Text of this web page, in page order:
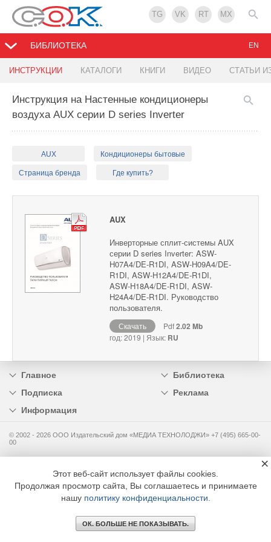
TG VK RT MX
БИБЛИОТЕКА
ИНСТРУКЦИИ КАТАЛОГИ КНИГИ ВИДЕО СТАТЬИ
EN
Инструкция на Настенные кондиционеры
воздуха AUX серии D series Inverter
AUX Кондиционеры бытовые
Страница бренда Где купить?
AUX
Инверторные сплит-системы AUX
серии D series Inverter: ASW-
H07A4/DE-R1DI, ASW-H09A4/DE-
R1DI, ASW-H12A4/DE-R1DI,
ASW-H18A4/DE-R1DI, ASW-
H24A4/DE-R1DI. Руководство
пользователя.
Скачать Pdf2.02 Mb
год: 2019 | Язык: RU
Главное
Библиотека
Подписка
Реклама
Информация
© 2002 - 2026 OOO Издательский дом «МЕДИА ТЕХНОЛОДЖИ» +7 (495) 665-00-
00
Этот веб-сайт использует файлы cookies.
Продолжая просмотр сайта, Вы соглашаетесь и принимаете
нашу политику конфиденциальности
ОК. БОЛЬШЕ НЕ ПОКАЗЫВАТЬ.
×